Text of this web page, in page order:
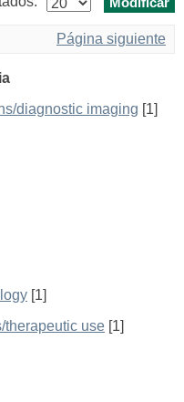
Página siguiente
diagnostic imaging [1]
[1]
therapeutic use [1]